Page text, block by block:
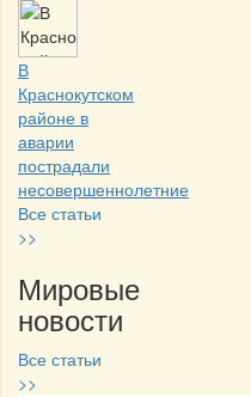
В
Краснокутском
районе в
аварии
пострадали
несовершеннолетние
Все статьи
>>
Мировые
новости
Все статьи
>>